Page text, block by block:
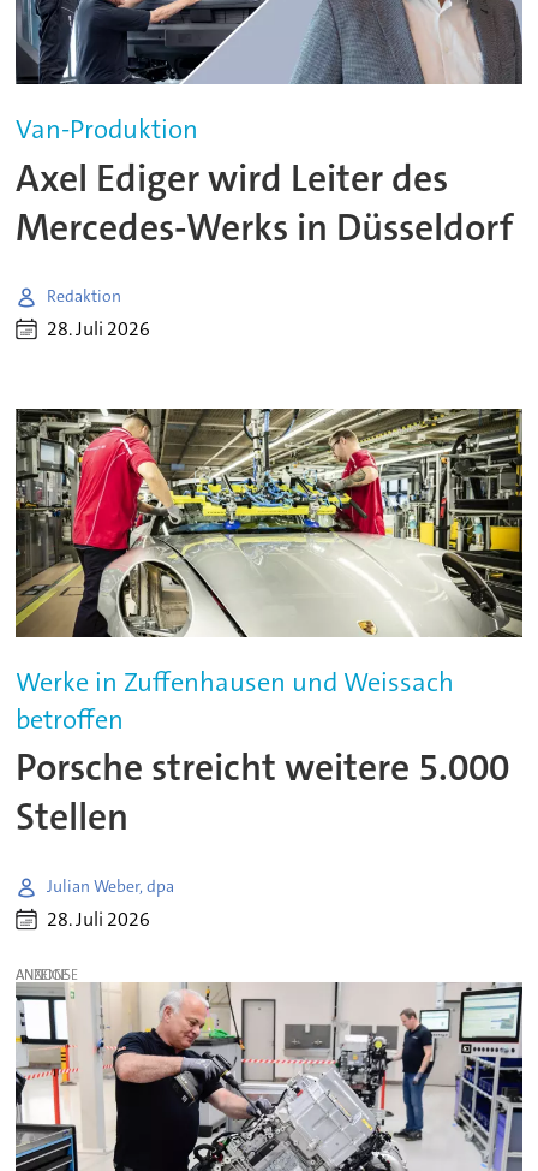
Van-Produktion
Axel Ediger wird Leiter des
Mercedes-Werks in Düsseldorf
Redaktion
28. Juli 2026
Werke in Zuffenhausen und Weissach
betroffen
Porsche streicht weitere 5.000
Stellen
Julian Weber, dpa
28. Juli 2026
ANZEIGE